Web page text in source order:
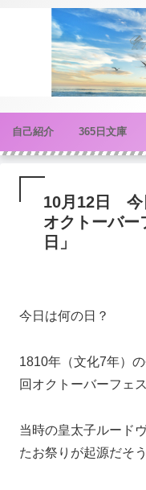
自己紹介 365日文庫
10月12日 今
オクトーバー
日」
今日は何の日？
1810年（文化7年）
回オクトーバーフェ
当時の皇太子ルード
たお祭りが起源だそう